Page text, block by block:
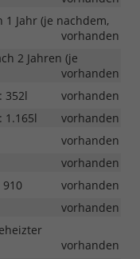
Jahr (je nachdem,
vorhanden
2 Jahren (je
vorhanden
352l
vorhanden
1.165l
vorhanden
vorhanden
vorhanden
910
vorhanden
vorhanden
vorhanden